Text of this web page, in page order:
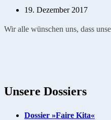
19. Dezember 2017
Wir alle wünschen uns, dass
Unsere Dossiers
Dossier »Faire Kita«